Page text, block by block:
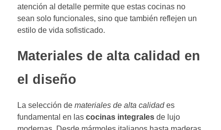
atención al detalle permite que estas cocinas no
sean solo funcionales, sino que también reflejen un
estilo de vida sofisticado.
Materiales de alta calidad en
el diseño
La selección de materiales de alta calidades
fundamental en las cocinas integrales de lujo